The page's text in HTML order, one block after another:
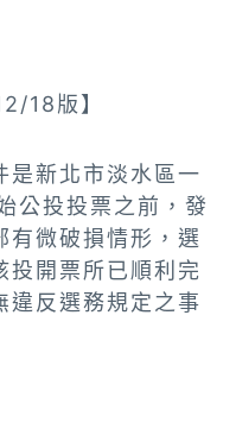
18版】
是新北市淡水區一
公投投票之前，發
有微破損情形，選
投開票所已順利完
違反選務規定之事